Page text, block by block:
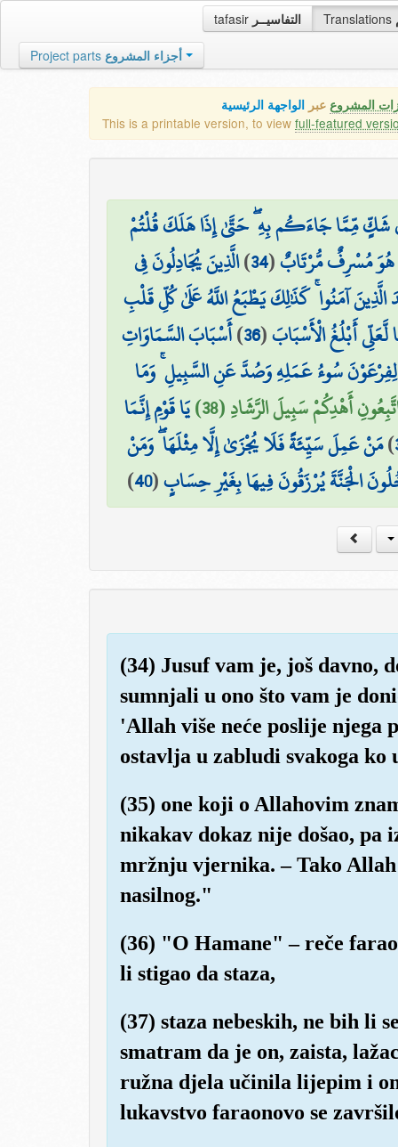
tafasir التفاسيــر Translations
Project parts أجزاء المشروع
المشروع عبر الواجهة الرئيسية
This is a printable version, to view full-featured
شَكٍّ مِّمَّا جَاءَكُم بِهِ ۖ حَتَّىٰ إِذَا هَلَكَ قُلْتُمْ
هُوَ مُسْرِفٌ مُّرْتَابٌ(
34
)الَّذِينَ يُجَادِلُونَ فِي
الَّذِينَ آمَنُوا ۚ كَذَٰلِكَ يَطْبَعُ اللَّهُ عَلَىٰ كُلِّ قَلْبِ
أَبْلُغُ الْأَسْبَابَ(
36
)أَسْبَابَ السَّمَاوَاتِ
لِفِرْعَوْنَ سُوءُ عَمَلِهِ وَصُدَّ عَنِ السَّبِيلِ ۚ وَمَا
أَهْدِكُمْ سَبِيلَ الرَّشَادِ (38)
يَا قَوْمِ إِنَّمَا
)مَنْ عَمِلَ سَيِّئَةً فَلَا يُجْزَىٰ إِلَّا مِثْلَهَا ۖ وَمَنْ
الْجَنَّةَ يُرْزَقُونَ فِيهَا بِغَيْرِ حِسَابٍ(
40
)
(34) Jusuf vam je, još davno,
sumnjali u ono što vam je
'Allah više neće poslije njega
ostavlja u zabludi svakoga
(35) one koji o Allahovim
nikakav dokaz nije došao, pa
mržnju vjernika. – Tako Allah
nasilnog."
(36) "O Hamane" – reče
li stigao da staza,
(37) staza nebeskih, ne bih li
smatram da je on, zaista,
ružna djela učinila lijepim i
lukavstvo faraonovo se